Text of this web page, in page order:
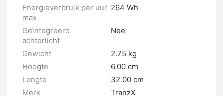
Energieverbruik per uur
max
264 Wh
Geïntegreerd
achterlicht
Nee
Gewicht
2.75 kg
Hoogte
6.00 cm
Lengte
32.00 cm
Merk
TranzX